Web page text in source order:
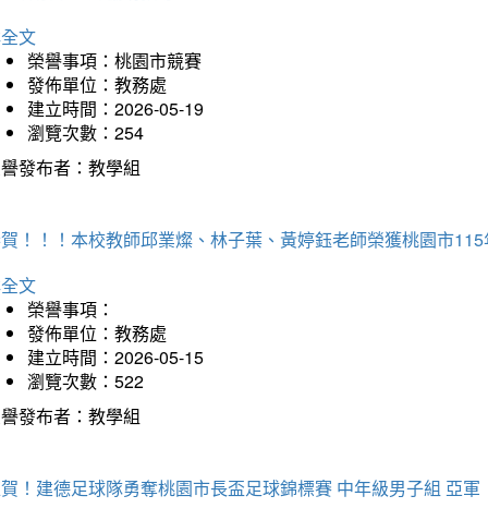
文
榮譽事項：桃園市競賽
發佈單位：教務處
建立時間：2026-05-19
瀏覽次數：254
發布者：教學組
！！！本校教師邱業燦、林子葉、黃婷鈺老師榮獲桃園市
文
榮譽事項：
發佈單位：教務處
建立時間：2026-05-15
瀏覽次數：522
發布者：教學組
！建德足球隊勇奪桃園市長盃足球錦標賽 中年級男子組 亞軍